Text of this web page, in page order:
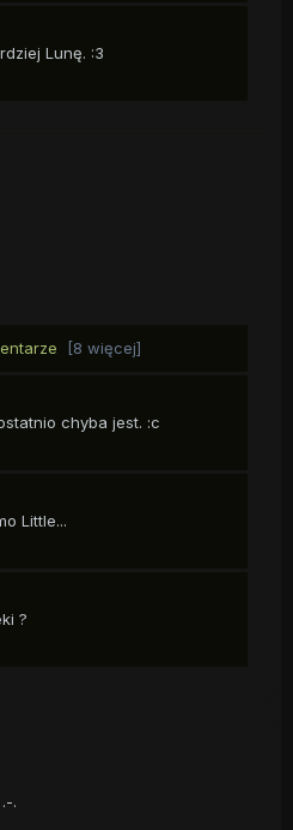
Lunę. :3
[8 więcej]
chyba jest. :c
Little...
?
.